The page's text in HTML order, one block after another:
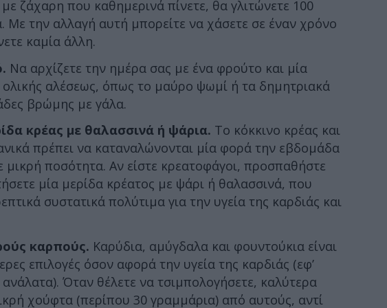
ζάχαρη που καθημερινά πίνετε, θα γλιτώνετε 100
Με την αλλαγή αυτή μπορείτε να χάσετε σε έναν χρόνο
καμία άλλη.
Να αρχίζετε την ημέρα σας με ένα φρούτο και μία
ολικής αλέσεως, όπως το μαύρο ψωμί ή τα δημητριακά
βρώμης με γάλα.
κρέας με θαλασσινά ή ψάρια. Το κόκκινο κρέας και
πρέπει να καταναλώνονται μία φορά την εβδομάδα
μικρή ποσότητα. Αν είστε κρεατοφάγοι, προσπαθήστε
μία μερίδα κρέατος με ψάρι ή θαλασσινά, που
συστατικά πολύτιμα για την υγεία της καρδιάς και
καρπούς. Καρύδια, αμύγδαλα και φουντούκια είναι
επιλογές όσον αφορά την υγεία της καρδιάς (εφ’
Όταν θέλετε να τσιμπολογήσετε, καλύτερα
χούφτα (περίπου 30 γραμμάρια) από αυτούς, αντί